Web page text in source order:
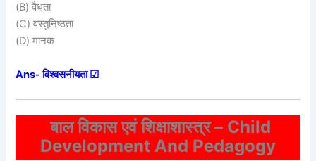
(B) वैधता
(C) वस्तुनिष्ठता
(D) मानक
Ans- विश्वसनीयता ☑
बाल विकास एवं शिक्षाशास्त्र – Child
Development And Pedagogy